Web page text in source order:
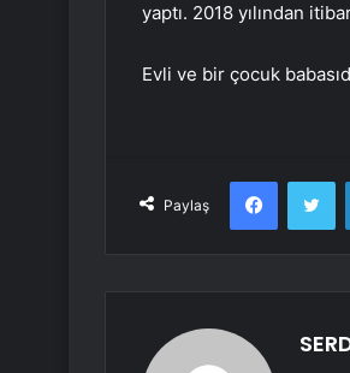
yaptı. 2018 yılından
Evli ve bir çocuk
Paylaş
Facebook